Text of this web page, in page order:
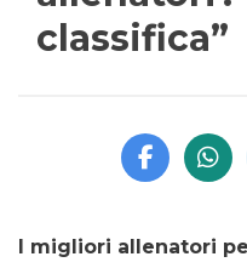
classifica”
I migliori allenatori